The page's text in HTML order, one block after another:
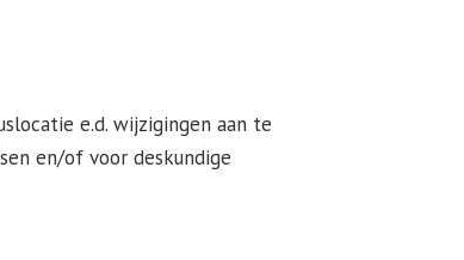
e.d. wijzigingen aan te
en/of voor deskundige